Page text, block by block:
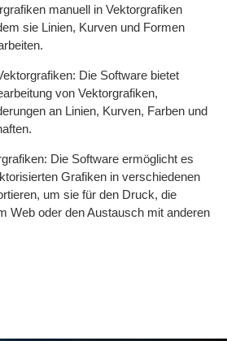
manuell in Vektorgrafiken
sie Linien, Kurven und Formen
Die Software bietet
von Vektorgrafiken,
an Linien, Kurven, Farben und
Die Software ermöglicht es
Grafiken in verschiedenen
um sie für den Druck, die
Web oder den Austausch mit anderen